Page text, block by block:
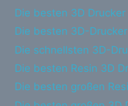
Die besten 3D
Die besten 3D-
Die schnellsten 3D-
Die besten Resin 3D
Die besten großen